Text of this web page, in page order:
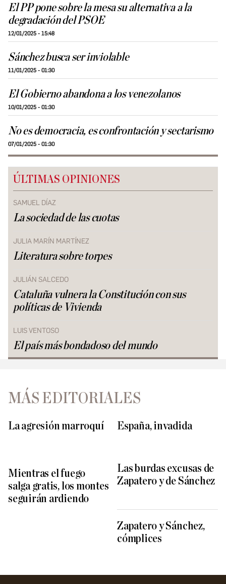
El PP pone sobre la mesa su alternativa a la
degradación del PSOE
12/01/2025 - 15:48
Sánchez busca ser inviolable
11/01/2025 - 01:30
El Gobierno abandona a los venezolanos
10/01/2025 - 01:30
No es democracia, es confrontación y sectarismo
07/01/2025 - 01:30
ÚLTIMAS OPINIONES
SAMUEL DÍAZ
La sociedad de las cuotas
JULIA MARÍN MARTÍNEZ
Literatura sobre torpes
JULIÁN SALCEDO
Cataluña vulnera la Constitución con sus
políticas de Vivienda
LUIS VENTOSO
El país más bondadoso del mundo
MÁS EDITORIALES
La agresión marroquí España, invadida
Mientras el fuego
salga gratis, los montes
seguirán ardiendo
Las burdas excusas de
Zapatero y de Sánchez
Zapatero y Sánchez,
cómplices